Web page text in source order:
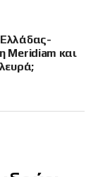
Οθωμανικής
Πόλεμος
του
Ελλάδας-
Meridiam και